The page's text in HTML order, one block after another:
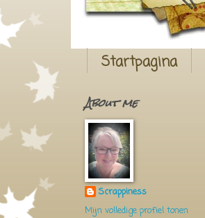
Startpagina
About me
Scrappiness
Mijn volledige profiel tonen